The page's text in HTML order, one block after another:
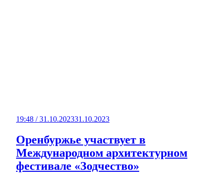
19:48 / 31.10.202331.10.2023
Оренбуржье участвует в
Международном архитектурном
фестивале «Зодчество»